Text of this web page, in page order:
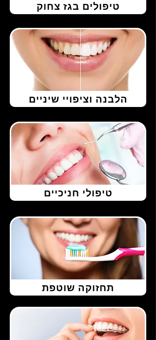
טיפולים בגז צחוק
הלבנה וציפויי שיניים
טיפולי חניכיים
תחזוקה שוטפת